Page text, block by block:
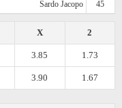
Sardo Jacopo 45
2
X
1.73
3.85
1.67
3.90